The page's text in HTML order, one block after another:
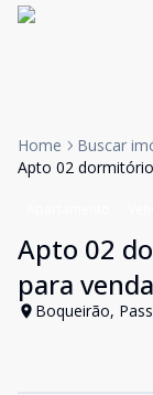
Home
Buscar
Apto 02
Apto 02
para venda
Boqueirão,